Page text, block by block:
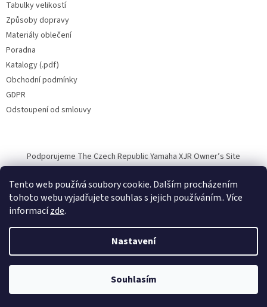
Tento web používá soubory cookie. Dalším procházením
tohoto webu vyjadřujete souhlas s jejich používáním.. Více
informacízde.
Nastavení
Souhlasím
Tabulky velikostí
Způsoby dopravy
Materiály oblečení
Poradna
Katalogy (.pdf)
Obchodní podmínky
GDPR
Odstoupení od smlouvy
Podporujeme The Czech Republic Yamaha XJR Owner’s Site
Copyright 2026Halvarssons.CZ. Všechna práva vyhrazena.